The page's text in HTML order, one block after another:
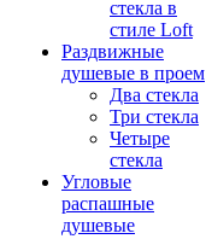
стекла в
стиле Loft
Раздвижные
душевые в проем
Два стекла
Три стекла
Четыре
стекла
Угловые
распашные
душевые